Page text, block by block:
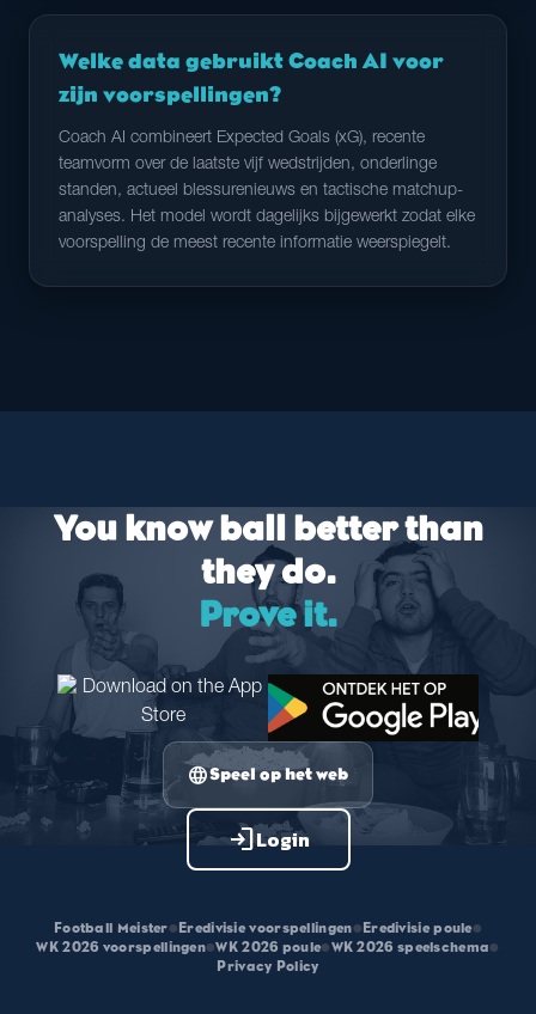
Welke data gebruikt Coach AI voor
zijn voorspellingen?
Coach AI combineert Expected Goals (xG), recente
teamvorm over de laatste vijf wedstrijden, onderlinge
standen, actueel blessurenieuws en tactische matchup-
analyses. Het model wordt dagelijks bijgewerkt zodat elke
voorspelling de meest recente informatie weerspiegelt.
You know ball better than
they do.
Prove it.
languageSpeel op het web
loginLogin
Football Meister• Eredivisie voorspellingen• Eredivisie poule•
WK 2026 voorspellingen•WK 2026 poule•WK 2026 speelschema•
Privacy Policy